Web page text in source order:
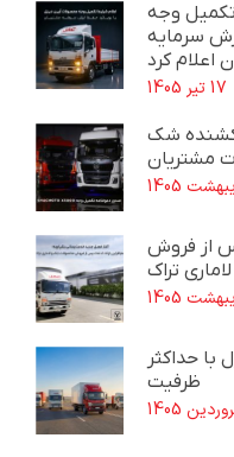
وجه
سرمایه
اعلام کرد
17 تیر 1405
کشنده شک
از فروش
تراک
با حداکثر
ظرفیت